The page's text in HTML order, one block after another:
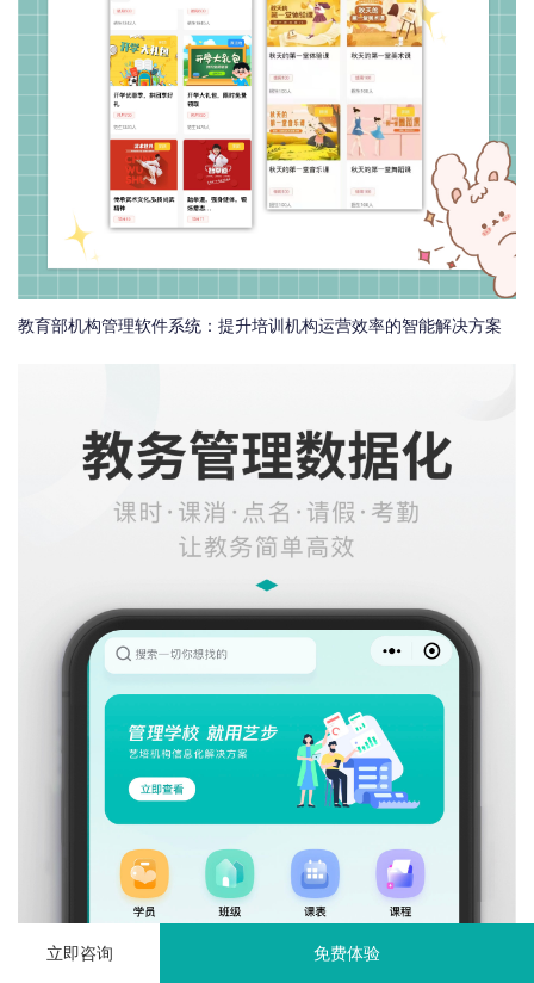
教育部机构管理软件系统：提升培训机构运营效率的智能解决方案
立即咨询 免费体验